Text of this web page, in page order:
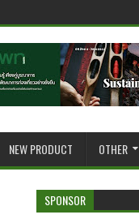
NEW PRODUCT OTHER
SPONSOR